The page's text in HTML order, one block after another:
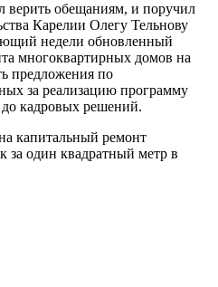
верить обещаниям, и поручил
Карелии Олегу Тельнову
недели обновленный
многоквартирных домов на
предложения по
за реализацию программу
кадровых решений.
капитальный ремонт
за один квадратный метр в